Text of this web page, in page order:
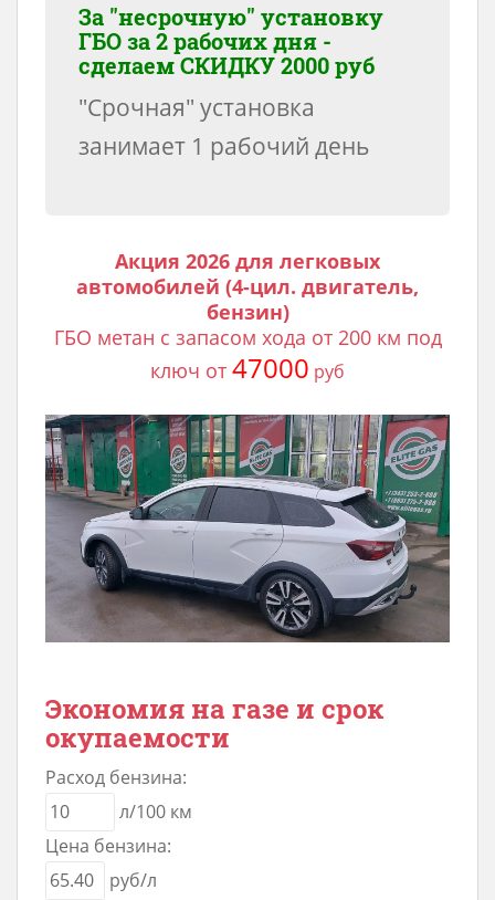
За "несрочную" установку
ГБО за 2 рабочих дня -
сделаемСКИДКУ 2000 руб
"Срочная" установка
занимает 1 рабочий день
Акция 2026 для легковых
автомобилей (4-цил. двигатель,
бензин)
ГБО метан с запасом хода от 200 км под
ключ от 47000 руб
Экономия на газе и срок
окупаемости
Расход бензина:
л/100 км
Цена бензина:
руб/л